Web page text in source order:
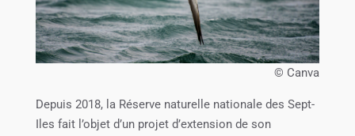
© Canva
Depuis 2018, la Réserve naturelle nationale des Sept-
Iles fait l’objet d’un projet d’extension de son